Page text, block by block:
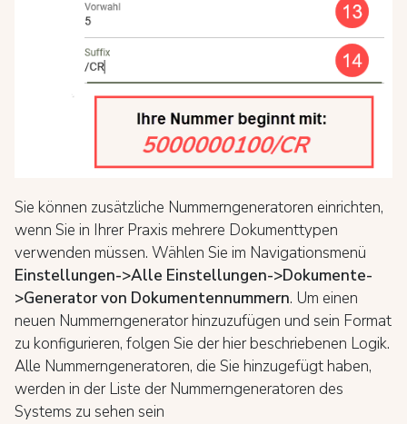
Sie können zusätzliche Nummerngeneratoren einrichten,
wenn Sie in Ihrer Praxis mehrere Dokumenttypen
verwenden müssen. Wählen Sie im Navigationsmenü
Einstellungen->Alle Einstellungen->Dokumente-
>Generator von Dokumentennummern. Um einen
neuen Nummerngenerator hinzuzufügen und sein Format
zu konfigurieren, folgen Sie der hier beschriebenen Logik.
Alle Nummerngeneratoren, die Sie hinzugefügt haben,
werden in der Liste der Nummerngeneratoren des
Systems zu sehen sein